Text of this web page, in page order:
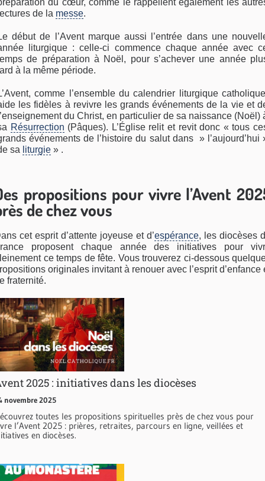
du cœur, comme le rappellent également les
de la messe.
début de l’Avent marque aussi l’entrée dans une
liturgique : celle-ci commence chaque année avec
de préparation à Noël, pour s’achever une année
à la même période.
comme l’ensemble du calendrier liturgique
les fidèles à revivre les grands événements de la vie et
du Christ, en particulier de sa naissance (Noël)
Résurrection (Pâques). L’Église relit et revit donc « tous
événements de l’histoire du salut dans » l’aujourd’hui
sa liturgie » .
propositions pour vivre l’Avent
de chez vous
cet esprit d’attente joyeuse et d’espérance, les diocèses
proposent chaque année des initiatives pour
ce temps de fête. Vous trouverez ci-dessous
originales invitant à renouer avec l’esprit d’enfance
fraternité.
2025 : initiatives dans les diocèses
novembre 2025
toutes les propositions spirituelles près de chez vous pour
l’Avent 2025 : prières, retraites, parcours en ligne, veillées et
en diocèses.